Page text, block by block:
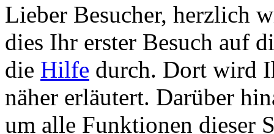
Lieber Besucher, herzlich
dies Ihr erster Besuch auf
die Hilfe durch. Dort wird
näher erläutert. Darüber
um alle Funktionen dieser